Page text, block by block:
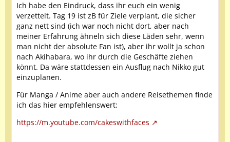
Ich habe den Eindruck, dass ihr euch ein wenig
verzettelt. Tag 19 ist zB für Ziele verplant, die sicher
ganz nett sind (ich war noch nicht dort, aber nach
meiner Erfahrung ähneln sich diese Läden sehr, wenn
man nicht der absolute Fan ist), aber ihr wollt ja schon
nach Akihabara, wo ihr durch die Geschäfte ziehen
könnt. Da wäre stattdessen ein Ausflug nach Nikko gut
einzuplanen.
Für Manga / Anime aber auch andere Reisethemen finde
ich das hier empfehlenswert:
https://m.youtube.com/cakeswithfaces